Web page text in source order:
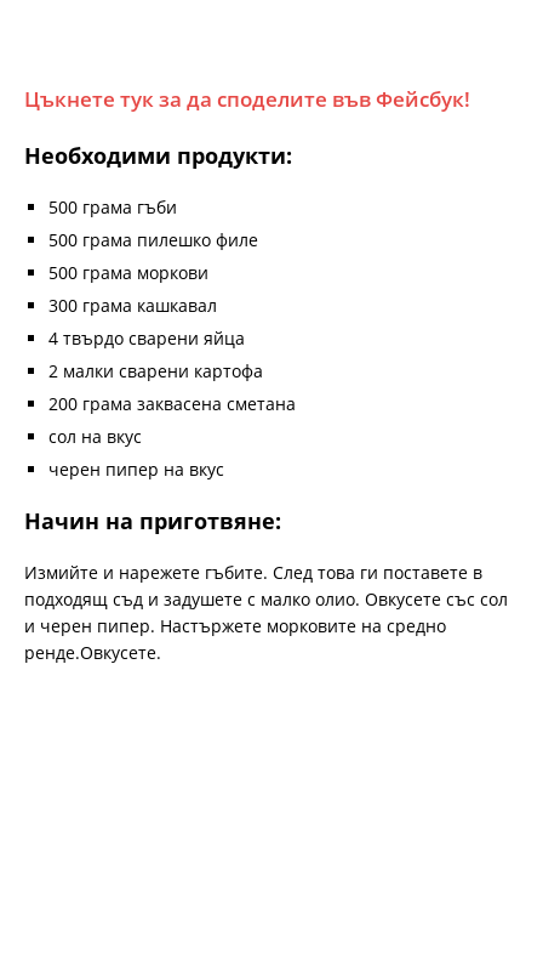
Цъкнете тук за да споделите във Фейсбук!
Необходими продукти:
500 грама гъби
500 грама пилешко филе
500 грама моркови
300 грама кашкавал
4 твърдо сварени яйца
2 малки сварени картофа
200 грама заквасена сметана
сол на вкус
черен пипер на вкус
Начин на приготвяне:
Измийте и нарежете гъбите. След това ги поставете в
подходящ съд и задушете с малко олио. Овкусете със сол
и черен пипер. Настържете морковите на средно
ренде.Овкусете.